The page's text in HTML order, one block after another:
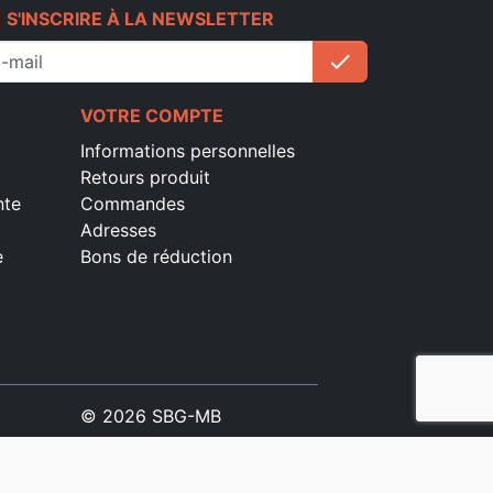
S'INSCRIRE À LA NEWSLETTER
check
VOTRE COMPTE
Informations personnelles
Retours produit
Commandes
Adresses
Bons de réduction
© 2026 SBG-MB